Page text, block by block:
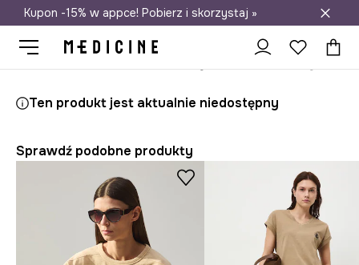
Darmowa dostawa do salonów
Kupon -15% w appce! Pobierz i skorzystaj »
Ten produkt jest aktualnie niedostępny
Sprawdź podobne produkty